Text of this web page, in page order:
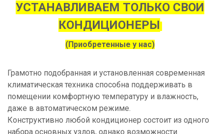
УСТАНАВЛИВАЕМ ТОЛЬКО СВОИ
КОНДИЦИОНЕРЫ
(Приобретенные у нас)
Грамотно подобранная и установленная современная
климатическая техника способна поддерживать в
помещении комфортную температуру и влажность,
даже в автоматическом режиме.
Конструктивно любой кондиционер состоит из одного
набора основных узлов, однако возможности